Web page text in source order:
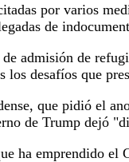
por varios
de
admisión de
los desafíos que
que pidió el
de Trump dejó
ha emprendido el